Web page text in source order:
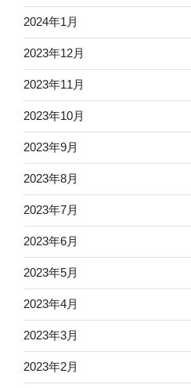
2024年1月
2023年12月
2023年11月
2023年10月
2023年9月
2023年8月
2023年7月
2023年6月
2023年5月
2023年4月
2023年3月
2023年2月